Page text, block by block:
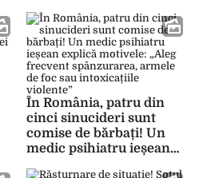
de ea, după ce și-a
revenit pe beton, în
parcare
În România, patru din
cinci sinucideri sunt
comise de bărbați! Un
medic psihiatru ieșean